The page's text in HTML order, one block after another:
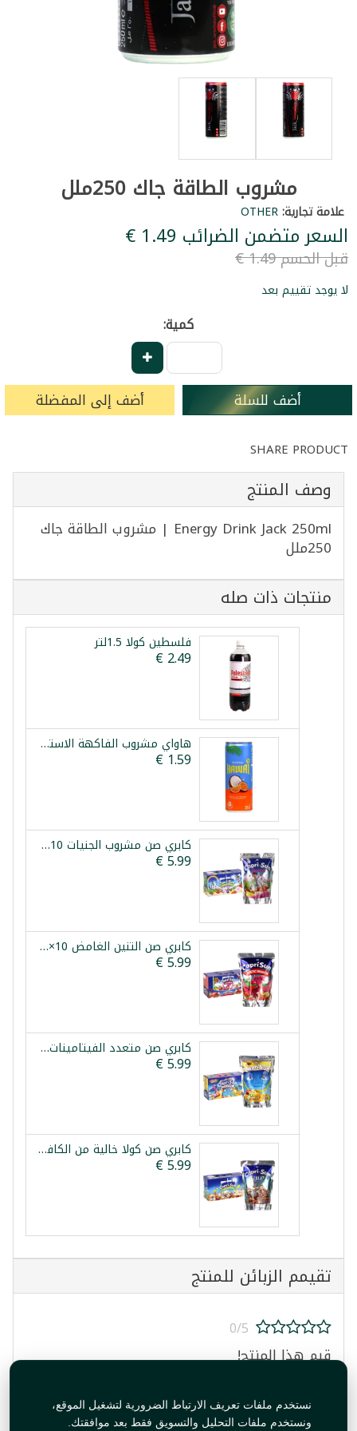
نستخدم ملفات تعريف الارتباط الضرورية لتشغيل الموقع،
ونستخدم ملفات التحليل والتسويق فقط بعد موافقتك.
مشروب الطاقة جاك 250ملل
علامة تجارية:OTHER
السعر متضمن الضرائب ‏1.49 €
قبل الحسم ‏1.49 €
لا يوجد تقييم بعد
كمية:
أضف للسلة أضف إلى المفضلة
SHARE PRODUCT
وصف المنتج
Energy Drink Jack 250ml | مشروب الطاقة جاك
250ملل
منتجات ذات صله
فلسطين كولا 1.5لتر
هاواي مشروب الفاكهة الاستوائية 250مل
كابري صن مشروب الجنيات 10×200مل
كابري صن التنين الغامض 10×200مل
كابري صن متعدد الفيتامينات 10×200مل
كابري صن كولا خالية من الكافيين 10×200مل
تقيمم الزبائن للمنتج
0/5
قيم هذا المنتج!